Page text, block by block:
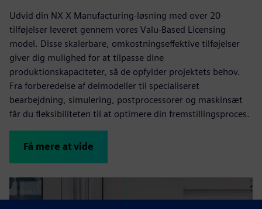
Udvid din NX X Manufacturing-løsning med over 20
tilføjelser leveret gennem vores Valu-Based Licensing
model. Disse skalerbare, omkostningseffektive tilføjelser
giver dig mulighed for at tilpasse dine
produktionskapaciteter, så de opfylder projektets behov.
Fra forberedelse af delmodeller til specialiseret
bearbejdning, simulering, postprocessorer og maskinsæt
får du fleksibiliteten til at optimere din fremstillingsproces.
Få mere at vide